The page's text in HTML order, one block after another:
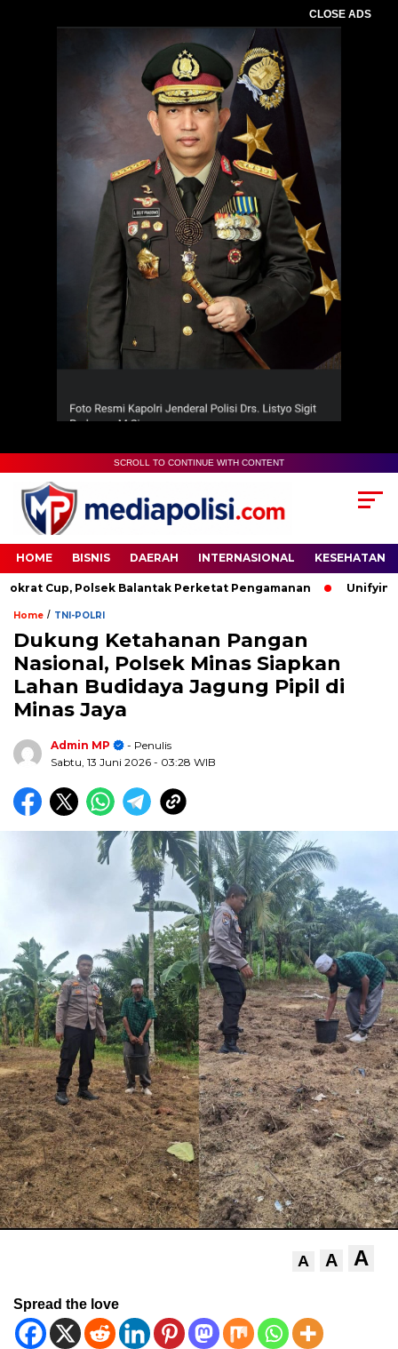
CLOSE ADS
SCROLL TO CONTINUE WITH CONTENT
HOME BISNIS DAERAH INTERNASIONAL KESEHATAN
Cup, Polsek Balantak Perketat Pengamanan Unifying
Home / TNI-POLRI
Dukung Ketahanan Pangan
Nasional, Polsek Minas Siapkan
Lahan Budidaya Jagung Pipil di
Minas Jaya
Admin MP
- Penulis
Sabtu, 13 Juni 2026 - 03:28 WIB
A A A
Spread the love